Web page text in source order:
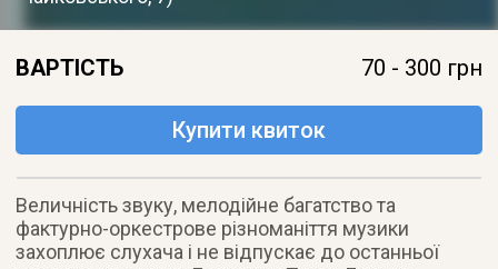
ВАРТІСТЬ 70 - 300 грн
Купити квиток
Величність звуку, мелодійне багатство та
фактурно-оркестрове різноманіття музики
захоплює слухача і не відпускає до останньої